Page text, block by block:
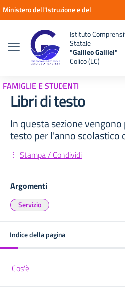
Vai ai contenuti
Vai al menu di navigazione
Vai al footer
Ministero dell'Istruzione e del
Istituto
Statale
"Galileo Galilei"
Colico (LC)
FAMIGLIE E STUDENTI
Libri di testo
In questa sezione
testo per l'anno scolastico
Stampa / Condividi
Argomenti
Servizio
Indice della pagina
Cos'è